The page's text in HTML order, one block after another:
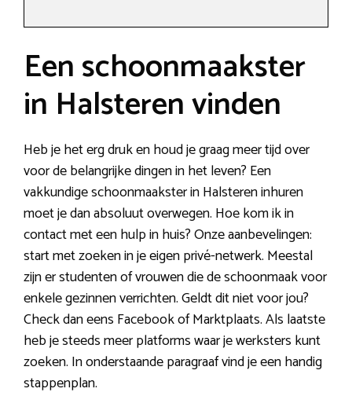
Een schoonmaakster
in Halsteren vinden
Heb je het erg druk en houd je graag meer tijd over
voor de belangrijke dingen in het leven? Een
vakkundige schoonmaakster in Halsteren inhuren
moet je dan absoluut overwegen. Hoe kom ik in
contact met een hulp in huis? Onze aanbevelingen:
start met zoeken in je eigen privé-netwerk. Meestal
zijn er studenten of vrouwen die de schoonmaak voor
enkele gezinnen verrichten. Geldt dit niet voor jou?
Check dan eens Facebook of Marktplaats. Als laatste
heb je steeds meer platforms waar je werksters kunt
zoeken. In onderstaande paragraaf vind je een handig
stappenplan.